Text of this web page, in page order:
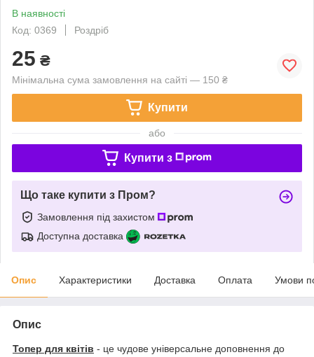
В наявності
Код: 0369
Роздріб
25 ₴
Мінімальна сума замовлення на сайті — 150 ₴
Купити
або
Купити з
Що таке купити з Пром?
Замовлення під захистом
Доступна доставка
Опис Характеристики Доставка Оплата Умови
Опис
Топер для квітів - це чудове універсальне доповнення до